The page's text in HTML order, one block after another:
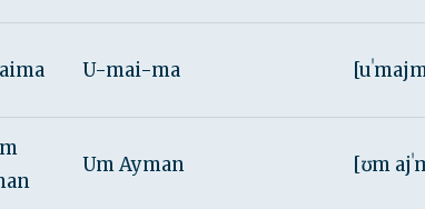
U-mai-ma
Um Ayman [ʊm